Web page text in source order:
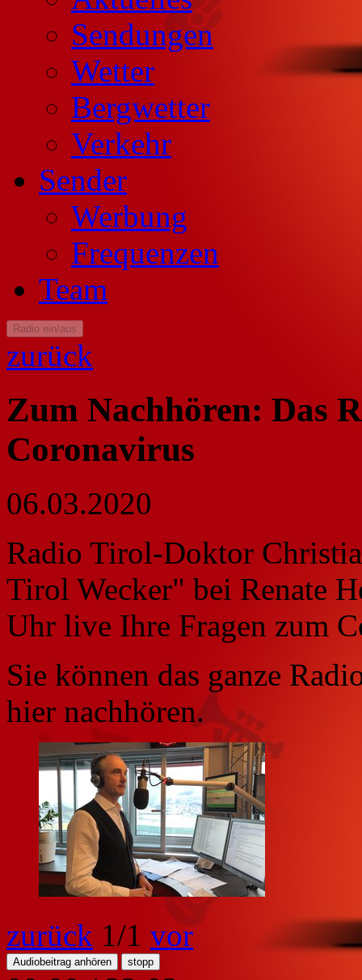
Sendungen
Wetter
Bergwetter
Verkehr
Sender
Werbung
Frequenzen
Team
Radio ein/aus
zurück
Zum Nachhören: Das
Coronavirus
06.03.2020
Radio Tirol-Doktor
Tirol Wecker" bei Renate
Uhr live Ihre Fragen zum
Sie können das ganze
hier nachhören.
zurück 1/1 vor
Audiobeitrag anhören stopp